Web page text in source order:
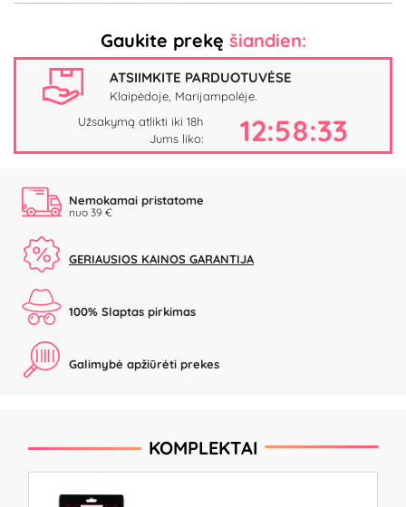
Gaukite prekę šiandien:
ATSIIMKITE PARDUOTUVĖSE
Klaipėdoje, Marijampolėje.
Užsakymą atlikti iki 18h
Jums liko:
12:58:33
Nemokamai pristatome
nuo 39 €
GERIAUSIOS KAINOS GARANTIJA
100% Slaptas pirkimas
Galimybė apžiūrėti prekes
KOMPLEKTAI